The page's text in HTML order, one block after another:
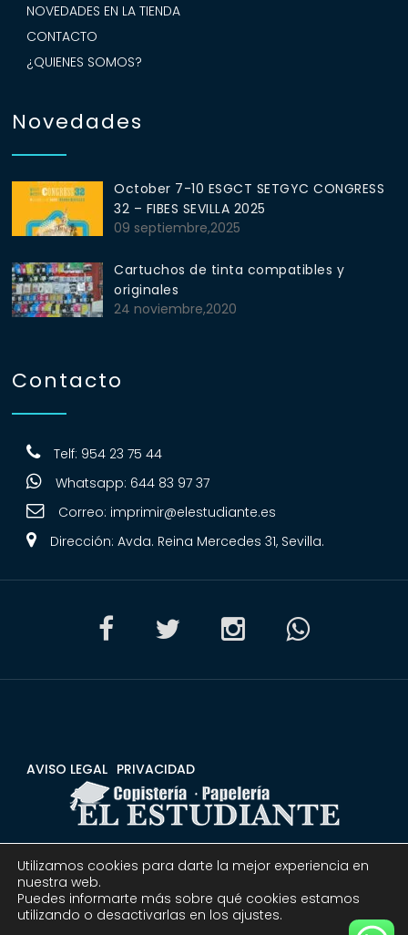
NOVEDADES EN LA TIENDA
CONTACTO
¿QUIENES SOMOS?
Novedades
October 7-10 ESGCT SETGYC CONGRESS
32 – FIBES SEVILLA 2025
09 septiembre,2025
Cartuchos de tinta compatibles y
originales
24 noviembre,2020
Contacto
Telf: 954 23 75 44
Whatsapp: 644 83 97 37
Correo: imprimir@elestudiante.es
Dirección: Avda. Reina Mercedes 31, Sevilla.
AVISO LEGAL PRIVACIDAD
CONDICIONES DEVOLUCIONES Y REEMBOLSOS
© 2020 Copistería Papelería El estudiante | Todos los
Utilizamos cookies para darte la mejor experiencia en
nuestra web.
Puedes informarte más sobre qué cookies estamos
utilizando o desactivarlas en los ajustes.